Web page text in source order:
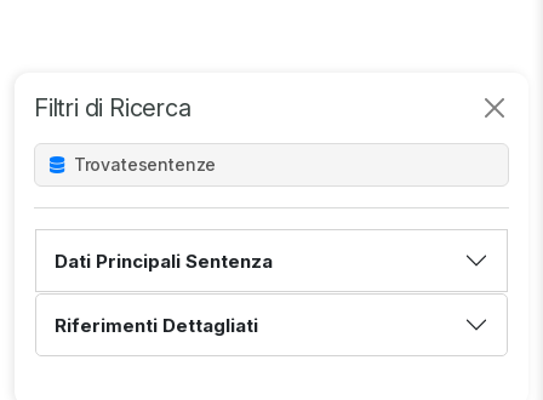
Filtri di Ricerca
Trovatesentenze
Dati Principali Sentenza
Riferimenti Dettagliati